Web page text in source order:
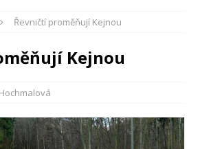
Řevničtí proměňují Kejnou
Kejnou